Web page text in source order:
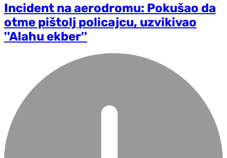
Incident na aerodromu: Pokušao da
otme pištolj policajcu, uzvikivao
''Alahu ekber''